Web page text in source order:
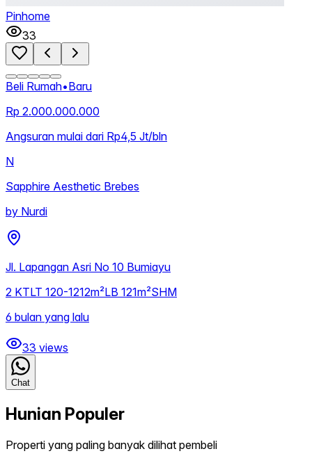
Pinhome
33
Beli Rumah•Baru
Rp 2.000.000.000
Angsuran mulai dari Rp4,5 Jt/bln
N
Sapphire Aesthetic Brebes
by Nurdi
Jl. Lapangan Asri No 10 Bumiayu
2 KTLT 120-1212m²LB 121m²SHM
6 bulan yang lalu
33 views
Chat
Hunian Populer
Properti yang paling banyak dilihat pembeli